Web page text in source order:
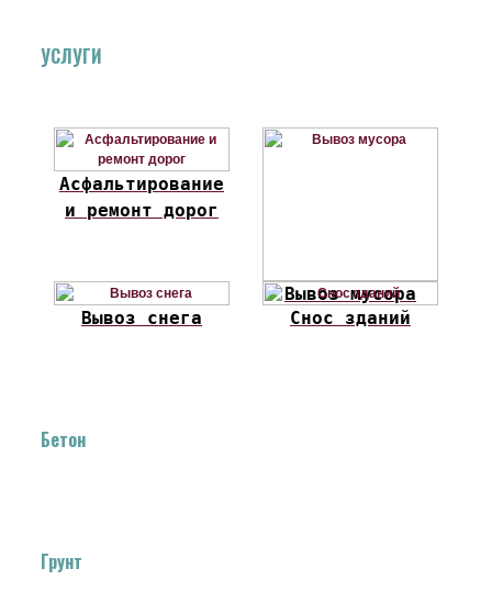
УСЛУГИ
Асфальтирование
и ремонт дорог
Вывоз мусора
Вывоз снега
Снос зданий
Бетон
Грунт